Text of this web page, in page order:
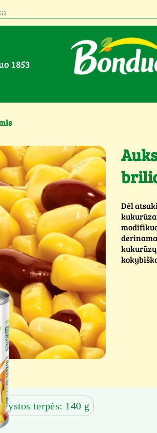
1853
Dėl
terpės: 140 g